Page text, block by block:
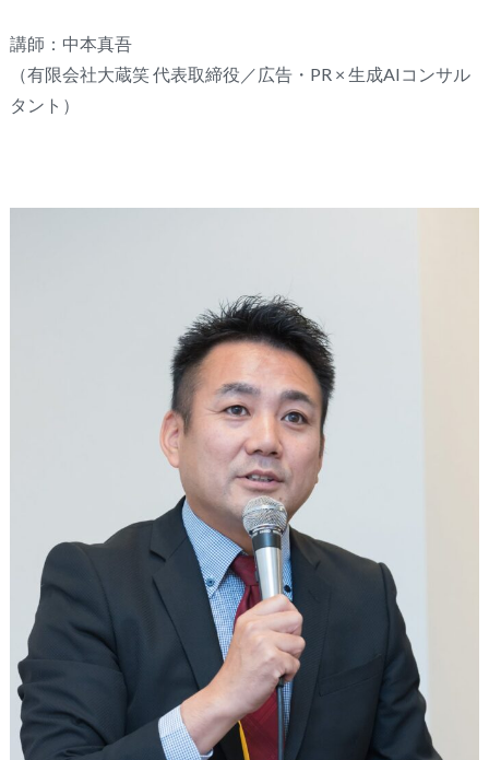
講師：中本真吾
（有限会社大蔵笑 代表取締役／広告・PR × 生成AIコンサル
タント）